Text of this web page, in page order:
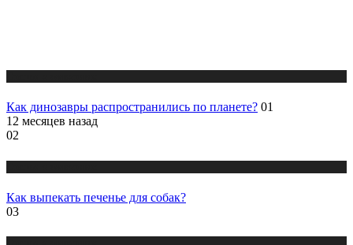
Как динозавры распространились по планете? 01
12 месяцев назад
02
Как выпекать печенье для собак?
03